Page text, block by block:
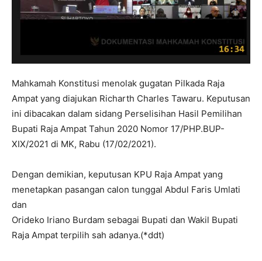
Mahkamah Konstitusi menolak gugatan Pilkada Raja
Ampat yang diajukan Richarth Charles Tawaru. Keputusan
ini dibacakan dalam sidang Perselisihan Hasil Pemilihan
Bupati Raja Ampat Tahun 2020 Nomor 17/PHP.BUP-
XIX/2021 di MK, Rabu (17/02/2021).
Dengan demikian, keputusan KPU Raja Ampat yang
menetapkan pasangan calon tunggal Abdul Faris Umlati
dan
Orideko Iriano Burdam sebagai Bupati dan Wakil Bupati
Raja Ampat terpilih sah adanya.(*ddt)